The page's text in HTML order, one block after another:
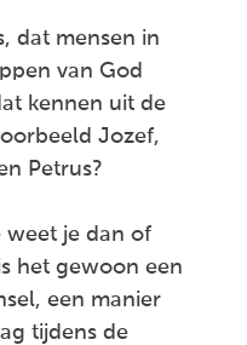
dat mensen in
van God
kennen uit de
Jozef,
Petrus?
weet je dan of
het gewoon een
een manier
tijdens de